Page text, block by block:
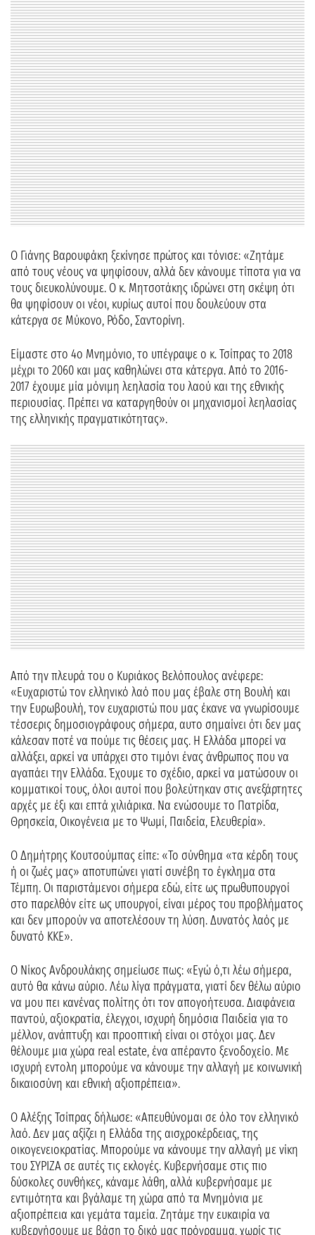
O Γιάνης Βαρουφάκη ξεκίνησε πρώτος και τόνισε: «Ζητάμε
από τους νέους να ψηφίσουν, αλλά δεν κάνουμε τίποτα για να
τους διευκολύνουμε. Ο κ. Μητσοτάκης ιδρώνει στη σκέψη ότι
θα ψηφίσουν οι νέοι, κυρίως αυτοί που δουλεύουν στα
κάτεργα σε Μύκονο, Ρόδο, Σαντορίνη.
Είμαστε στο 4ο Μνημόνιο, το υπέγραψε ο κ. Τσίπρας το 2018
μέχρι το 2060 και μας καθηλώνει στα κάτεργα. Από το 2016-
2017 έχουμε μία μόνιμη λεηλασία του λαού και της εθνικής
περιουσίας. Πρέπει να καταργηθούν οι μηχανισμοί λεηλασίας
της ελληνικής πραγματικότητας».
Από την πλευρά του ο Κυριάκος Βελόπουλος ανέφερε:
«Ευχαριστώ τον ελληνικό λαό που μας έβαλε στη Βουλή και
την Ευρωβουλή, τον ευχαριστώ που μας έκανε να γνωρίσουμε
τέσσερις δημοσιογράφους σήμερα, αυτο σημαίνει ότι δεν μας
κάλεσαν ποτέ να πούμε τις θέσεις μας. Η Ελλάδα μπορεί να
αλλάξει, αρκεί να υπάρχει στο τιμόνι ένας άνθρωπος που να
αγαπάει την Ελλάδα. Έχουμε το σχέδιο, αρκεί να ματώσουν οι
κομματικοί τους, όλοι αυτοί που βολεύτηκαν στις ανεξάρτητες
αρχές με έξι και επτά χιλιάρικα. Να ενώσουμε το Πατρίδα,
Θρησκεία, Οικογένεια με το Ψωμί, Παιδεία, Ελευθερία».
Ο Δημήτρης Κουτσούμπας είπε: «Το σύνθημα «τα κέρδη τους
ή οι ζωές μας» αποτυπώνει γιατί συνέβη το έγκλημα στα
Τέμπη. Οι παριστάμενοι σήμερα εδώ, είτε ως πρωθυπουργοί
στο παρελθόν είτε ως υπουργοί, είναι μέρος του προβλήματος
και δεν μπορούν να αποτελέσουν τη λύση. Δυνατός λαός με
δυνατό ΚΚΕ».
Ο Νίκος Ανδρουλάκης σημείωσε πως: «Εγώ ό,τι λέω σήμερα,
αυτό θα κάνω αύριο. Λέω λίγα πράγματα, γιατί δεν θέλω αύριο
να μου πει κανένας πολίτης ότι τον απογοήτευσα. Διαφάνεια
παντού, αξιοκρατία, έλεγχοι, ισχυρή δημόσια Παιδεία για το
μέλλον, ανάπτυξη και προοπτική είναι οι στόχοι μας. Δεν
θέλουμε μια χώρα real estate, ένα απέραντο ξενοδοχείο. Με
ισχυρή εντολη μπορούμε να κάνουμε την αλλαγή με κοινωνική
δικαιοσύνη και εθνική αξιοπρέπεια».
Ο Αλέξης Τσίπρας δήλωσε: «Απευθύνομαι σε όλο τον ελληνικό
λαό. Δεν μας αξίζει η Ελλάδα της αισχροκέρδειας, της
οικογενειοκρατίας. Μπορούμε να κάνουμε την αλλαγή με νίκη
του ΣΥΡΙΖΑ σε αυτές τις εκλογές. Κυβερνήσαμε στις πιο
δύσκολες συνθήκες, κάναμε λάθη, αλλά κυβερνήσαμε με
εντιμότητα και βγάλαμε τη χώρα από τα Μνημόνια με
αξιοπρέπεια και γεμάτα ταμεία. Ζητάμε την ευκαιρία να
κυβερνήσουμε με βάση το δικό μας πρόγραμμα, χωρίς τις